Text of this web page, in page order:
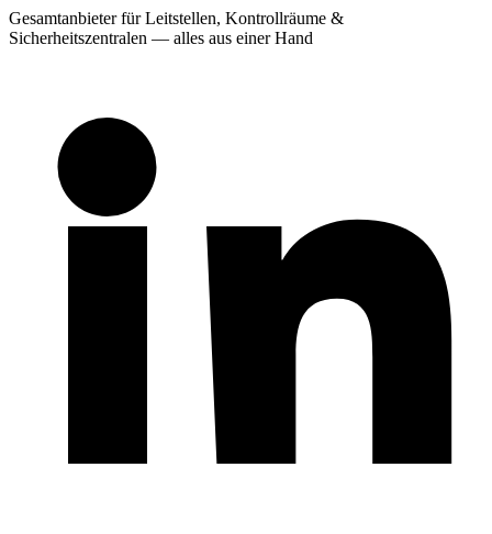
Gesamtanbieter für Leitstellen, Kontrollräume &
Sicherheitszentralen — alles aus einer Hand